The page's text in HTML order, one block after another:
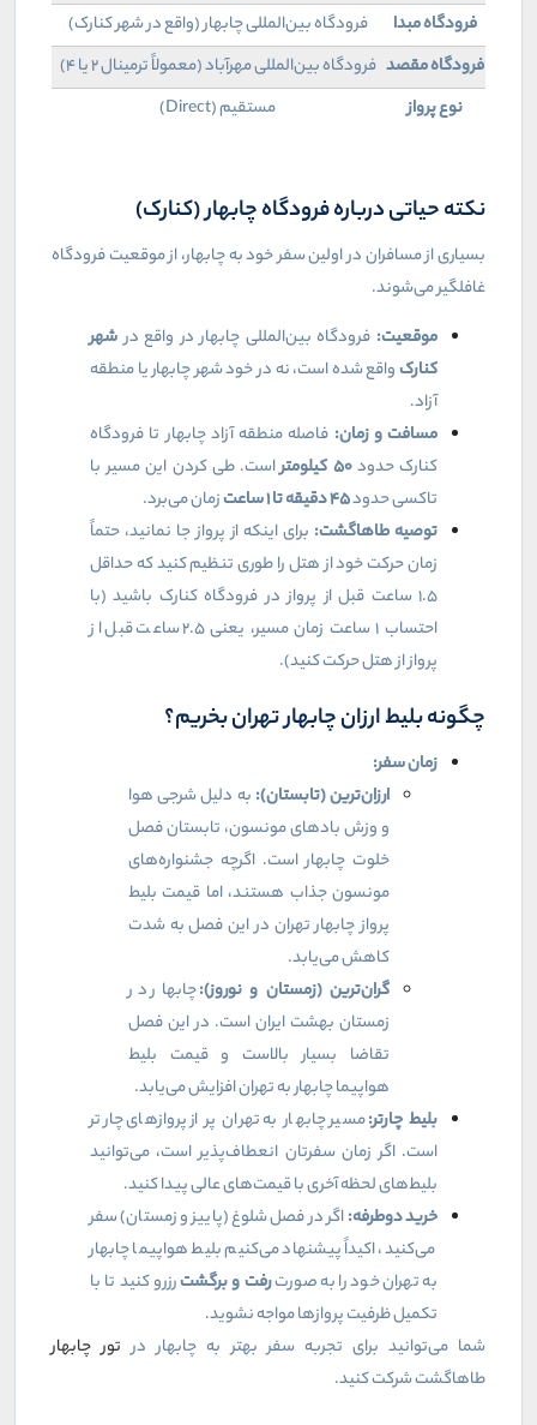
فرودگاه مبدا
فرودگاه بین‌المللی چابهار (واقع در شهر کنارک)
فرودگاه مقصد فرودگاه بین‌المللی مهرآباد (معمولاً ترمینال ۲ یا ۴)
نوع پرواز
مستقیم (Direct
)
نکته حیاتی درباره فرودگاه چابهار (کنارک)
بسیاری از مسافران در اولین سفر خود به چابهار، از موقعیت فرودگاه
غافلگیر می‌شوند.
موقعیت: فرودگاه بین‌المللی چابهار در واقع درشهر
کنارکواقع شده است، نه در خود شهر چابهار یا منطقه
آزاد.
مسافت و زمان: فاصله منطقه آزاد چابهار تا فرودگاه
کنارک حدود۵۰ کیلومتراست. طی کردن این مسیر با
تاکسی حدود۴۵دقیقه تا۱ساعتزمان می‌برد.
توصیه طاهاگشت: برای اینکه از پرواز جا نمانید، حتماً
زمان حرکت خود از هتل را طوری تنظیم کنید که حداقل
۱.۵ ساعت قبل از پرواز در فرودگاه کنارک باشید (با
احتساب ۱ ساعت زمان مسیر، یعنی ۲.۵ ساعت قبل از
پرواز از هتل حرکت کنید).
چگونه بلیط ارزان چابهار تهران بخریم؟
زمان سفر:
ارزان‌ترین (تابستان): به دلیل شرجی هوا
و وزش بادهای مونسون، تابستان فصل
خلوت چابهار است. اگرچه جشنواره‌های
مونسون جذاب هستند، اما قیمت بلیط
پرواز چابهار تهران در این فصل به شدت
کاهش می‌یابد.
گران‌ترین (زمستان و نوروز):چابهار در
زمستان بهشت ایران است. در این فصل
تقاضا بسیار بالاست و قیمت بلیط
هواپیما چابهار به تهران افزایش می‌یابد.
بلیط چارتر:مسیر چابهار به تهران پر از پروازهای چارتر
است. اگر زمان سفرتان انعطاف‌پذیر است، می‌توانید
بلیط‌های لحظه آخری با قیمت‌های عالی پیدا کنید.
خرید دوطرفه:اگر در فصل شلوغ (پاییز و زمستان) سفر
می‌کنید، اکیداً پیشنهاد می‌کنیم بلیط هواپیما چابهار
به تهران خود را به صورترفت و برگشترزرو کنید تا با
تکمیل ظرفیت پروازها مواجه نشوید.
شما می‌توانید برای تجربه سفر بهتر به چابهار در تور چابهار
طاهاگشت شرکت کنید.